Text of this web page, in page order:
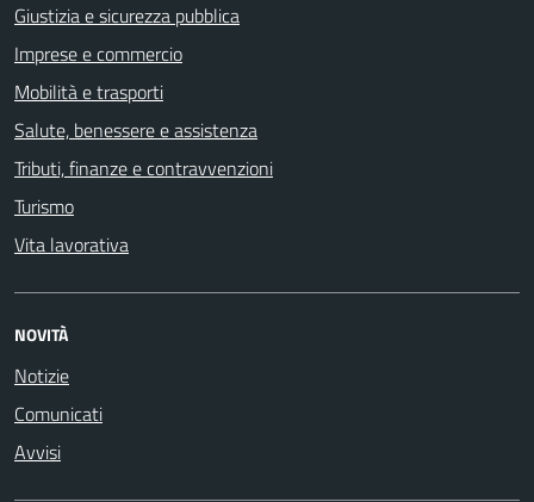
Giustizia e sicurezza pubblica
Imprese e commercio
Mobilità e trasporti
Salute, benessere e assistenza
Tributi, finanze e contravvenzioni
Turismo
Vita lavorativa
NOVITÀ
Notizie
Comunicati
Avvisi